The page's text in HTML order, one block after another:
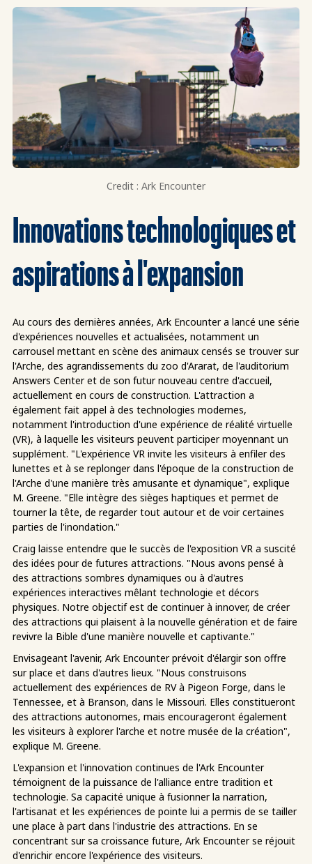
Credit : Ark Encounter
Innovations technologiques et
aspirations à l'expansion
Au cours des dernières années, Ark Encounter a lancé une série
d'expériences nouvelles et actualisées, notamment un
carrousel mettant en scène des animaux censés se trouver sur
l'Arche, des agrandissements du zoo d'Ararat, de l'auditorium
Answers Center et de son futur nouveau centre d'accueil,
actuellement en cours de construction. L'attraction a
également fait appel à des technologies modernes,
notamment l'introduction d'une expérience de réalité virtuelle
(VR), à laquelle les visiteurs peuvent participer moyennant un
supplément. "L'expérience VR invite les visiteurs à enfiler des
lunettes et à se replonger dans l'époque de la construction de
l'Arche d'une manière très amusante et dynamique", explique
M. Greene. "Elle intègre des sièges haptiques et permet de
tourner la tête, de regarder tout autour et de voir certaines
parties de l'inondation."
Craig laisse entendre que le succès de l'exposition VR a suscité
des idées pour de futures attractions. "Nous avons pensé à
des attractions sombres dynamiques ou à d'autres
expériences interactives mêlant technologie et décors
physiques. Notre objectif est de continuer à innover, de créer
des attractions qui plaisent à la nouvelle génération et de faire
revivre la Bible d'une manière nouvelle et captivante."
Envisageant l'avenir, Ark Encounter prévoit d'élargir son offre
sur place et dans d'autres lieux. "Nous construisons
actuellement des expériences de RV à Pigeon Forge, dans le
Tennessee, et à Branson, dans le Missouri. Elles constitueront
des attractions autonomes, mais encourageront également
les visiteurs à explorer l'arche et notre musée de la création",
explique M. Greene.
L'expansion et l'innovation continues de l'Ark Encounter
témoignent de la puissance de l'alliance entre tradition et
technologie. Sa capacité unique à fusionner la narration,
l'artisanat et les expériences de pointe lui a permis de se tailler
une place à part dans l'industrie des attractions. En se
concentrant sur sa croissance future, Ark Encounter se réjouit
d'enrichir encore l'expérience des visiteurs.